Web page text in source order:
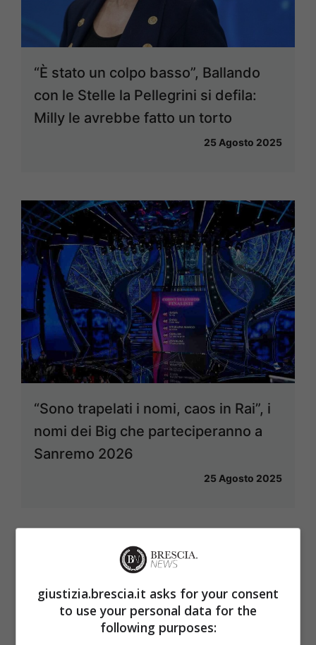
“È stato un colpo basso”, Ballando
con le Stelle la Pellegrini si defila:
Milly le avrebbe fatto un torto
25 Agosto 2025
“Sono trapelati i nomi, caos in Rai”, i
nomi dei Big che parteciperanno a
Sanremo 2026
25 Agosto 2025
giustizia.brescia.it asks for your consent
to use your personal data for the
following purposes: